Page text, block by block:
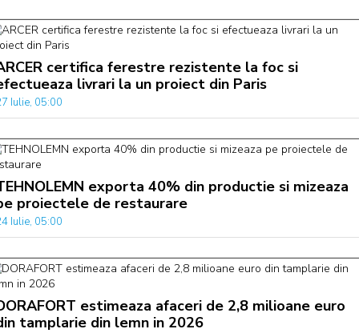
certifica ferestre rezistente la foc si
livrari la un proiect din Paris
Iulie, 05:00
exporta 40% din productie si mizeaza
proiectele de restaurare
Iulie, 05:00
estimeaza afaceri de 2,8 milioane euro
tamplarie din lemn in 2026